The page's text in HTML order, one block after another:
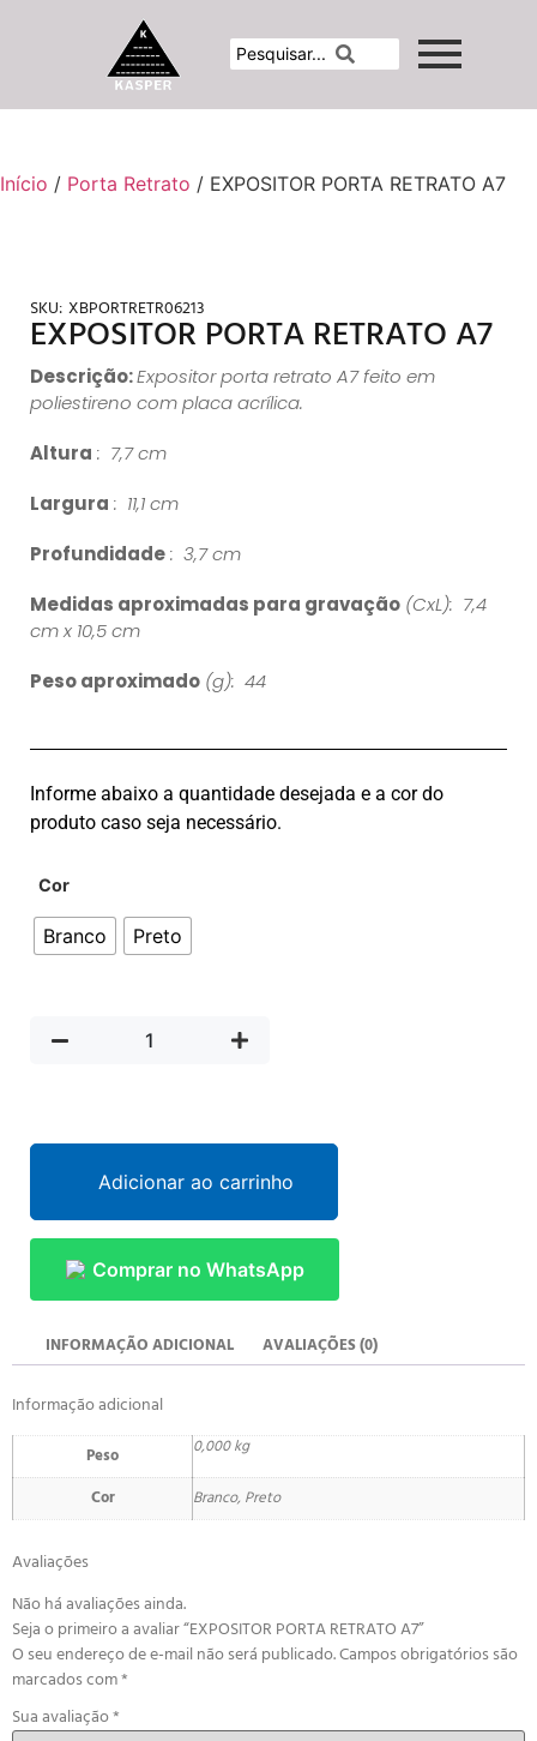
Início / Porta Retrato / EXPOSITOR PORTA RETRATO A7
SKU: XBPORTRETR06213
EXPOSITOR PORTA RETRATO A7
Descrição:Expositor porta retrato A7 feito em
poliestireno com placa acrílica.
Altura : 7,7 cm
Largura : 11,1 cm
Profundidade: 3,7 cm
Medidas aproximadas para gravação (CxL): 7,4
cm x 10,5 cm
Peso aproximado (g): 44
Informe abaixo a quantidade desejada e a cor do
produto caso seja necessário.
Cor
Branco Preto
Adicionar ao carrinho
Comprar no WhatsApp
INFORMAÇÃO ADICIONAL AVALIAÇÕES (0)
Informação adicional
Peso 0,000 kg
Cor Branco, Preto
Avaliações
Não há avaliações ainda.
Seja o primeiro a avaliar “EXPOSITOR PORTA RETRATO A7”
O seu endereço de e-mail não será publicado.Campos obrigatórios são
marcados com*
Sua avaliação*